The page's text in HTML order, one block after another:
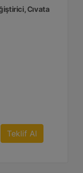
Cıvata
Teklif Al